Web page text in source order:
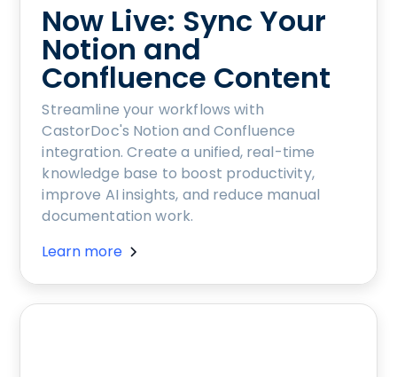
Now Live: Sync Your
Notion and
Confluence Content
Streamline your workflows with
CastorDoc's Notion and Confluence
integration. Create a unified, real-time
knowledge base to boost productivity,
improve AI insights, and reduce manual
documentation work.
Learn more